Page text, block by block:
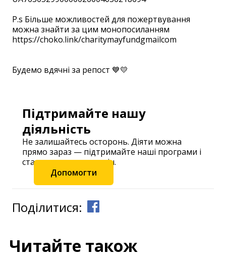
P.s Більше можливостей для пожертвування
можна знайти за цим монопосиланням
https://choko.link/charitymayfundgmailcom
Будемо вдячні за репост 💙💛
Підтримайте нашу
діяльність
Не залишайтесь осторонь. Діяти можна
прямо зараз — підтримайте наші програми і
станьте частиною змін.
Допомогти
Поділитися:
Читайте також